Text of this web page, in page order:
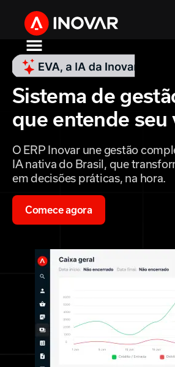
Sistema de
que entende seu
O ERP Inovar une gestão
IA nativa do Brasil, que
em decisões práticas, na hora.
Comece agora